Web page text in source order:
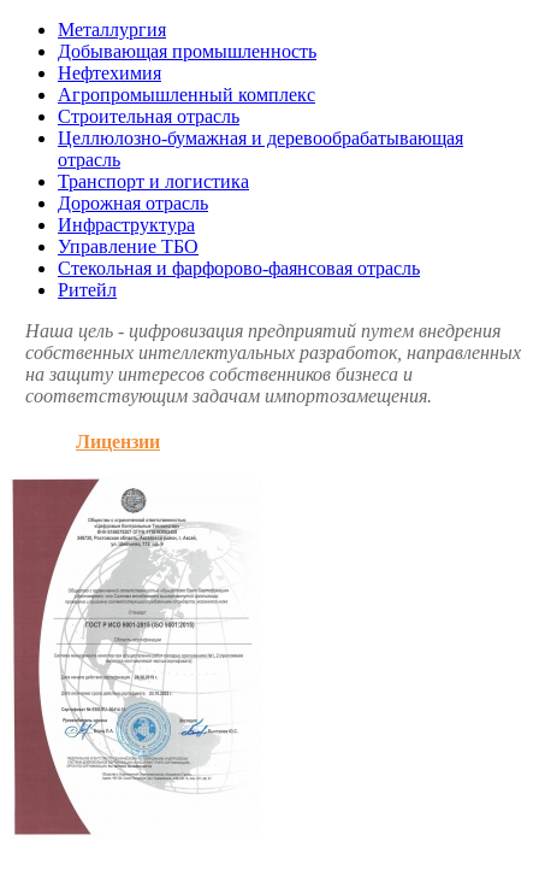
Металлургия
Добывающая промышленность
Нефтехимия
Агропромышленный комплекс
Строительная отрасль
Целлюлозно-бумажная и деревообрабатывающая
отрасль
Транспорт и логистика
Дорожная отрасль
Инфраструктура
Управление ТБО
Стекольная и фарфорово-фаянсовая отрасль
Ритейл
Наша цель - цифровизация предприятий путем внедрения
собственных интеллектуальных разработок, направленных
на защиту интересов собственников бизнеса и
соответствующим задачам импортозамещения.
Лицензии